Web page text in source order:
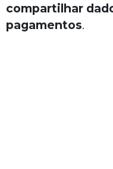
compartilhar
pagamentos.